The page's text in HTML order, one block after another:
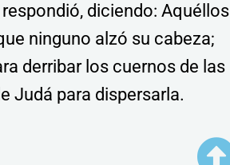
diciendo: Aquéllos
ninguno alzó su cabeza;
derribar los cuernos de las
Judá para dispersarla.